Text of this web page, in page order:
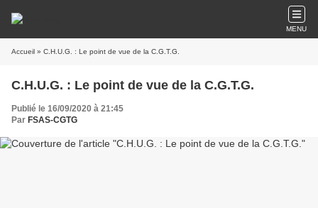
MENU
Accueil » C.H.U.G. : Le point de vue de la C.G.T.G.
C.H.U.G. : Le point de vue de la C.G.T.G.
Publié le 16/09/2020 à 21:45
Par FSAS-CGTG